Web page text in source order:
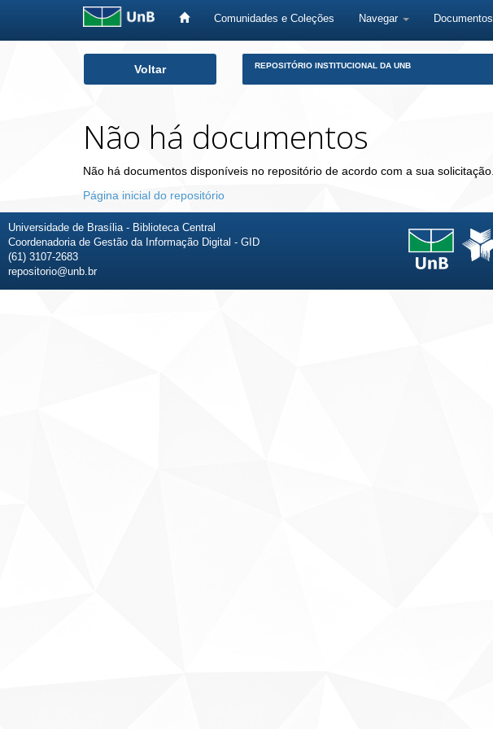
Comunidades e Coleções Navegar Documentos
Voltar REPOSITÓRIO INSTITUCIONAL DA UNB
Não há documentos
Não há documentos disponíveis no repositório de acordo com a sua solicitação.
Página inicial do repositório
Universidade de Brasília - Biblioteca Central
Coordenadoria de Gestão da Informação Digital - GID
(61) 3107-2683
repositorio@unb.br